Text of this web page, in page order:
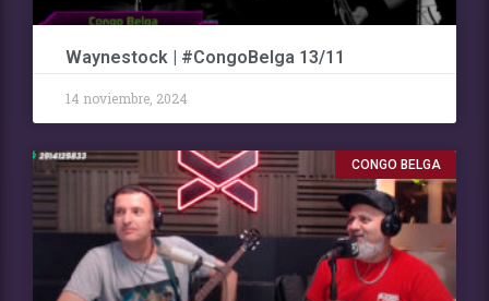
Waynestock | #CongoBelga 13/11
14 noviembre, 2024
CONGO BELGA